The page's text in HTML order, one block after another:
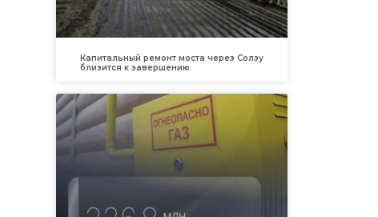
Капитальный ремонт моста через Солзу
близится к завершению